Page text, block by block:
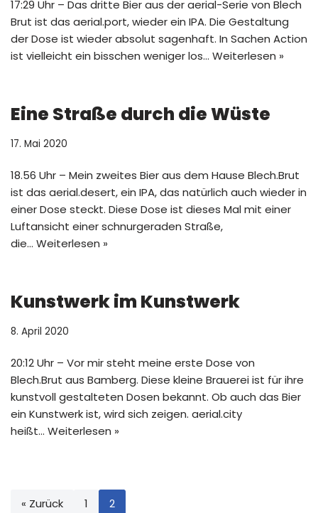
17:29 Uhr – Das dritte Bier aus der aerial-Serie von Blech
Brut ist das aerial.port, wieder ein IPA. Die Gestaltung
der Dose ist wieder absolut sagenhaft. In Sachen Action
ist vielleicht ein bisschen weniger los… Weiterlesen »
Eine Straße durch die Wüste
17. Mai 2020
18.56 Uhr – Mein zweites Bier aus dem Hause Blech.Brut
ist das aerial.desert, ein IPA, das natürlich auch wieder in
einer Dose steckt. Diese Dose ist dieses Mal mit einer
Luftansicht einer schnurgeraden Straße,
die… Weiterlesen »
Kunstwerk im Kunstwerk
8. April 2020
20:12 Uhr – Vor mir steht meine erste Dose von
Blech.Brut aus Bamberg. Diese kleine Brauerei ist für ihre
kunstvoll gestalteten Dosen bekannt. Ob auch das Bier
ein Kunstwerk ist, wird sich zeigen. aerial.city
heißt… Weiterlesen »
« Zurück 1 2